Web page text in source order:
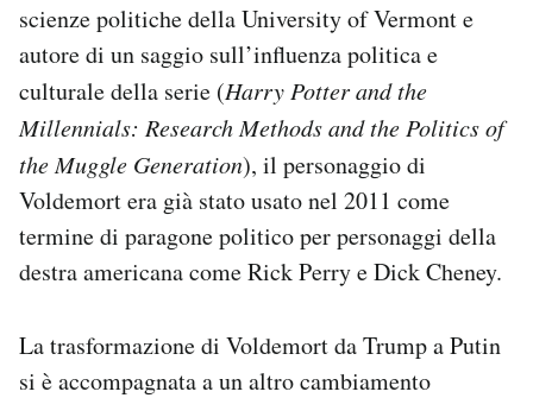
scienze politiche della University of Vermont e
autore di un saggio sull’influenza politica e
culturale della serie (Harry Potter and the
Millennials: Research Methods and the Politics of
the Muggle Generation), il personaggio di
Voldemort era già stato usato nel 2011 come
termine di paragone politico per personaggi della
destra americana come Rick Perry e Dick Cheney.
La trasformazione di Voldemort da Trump a Putin
si è accompagnata a un altro cambiamento